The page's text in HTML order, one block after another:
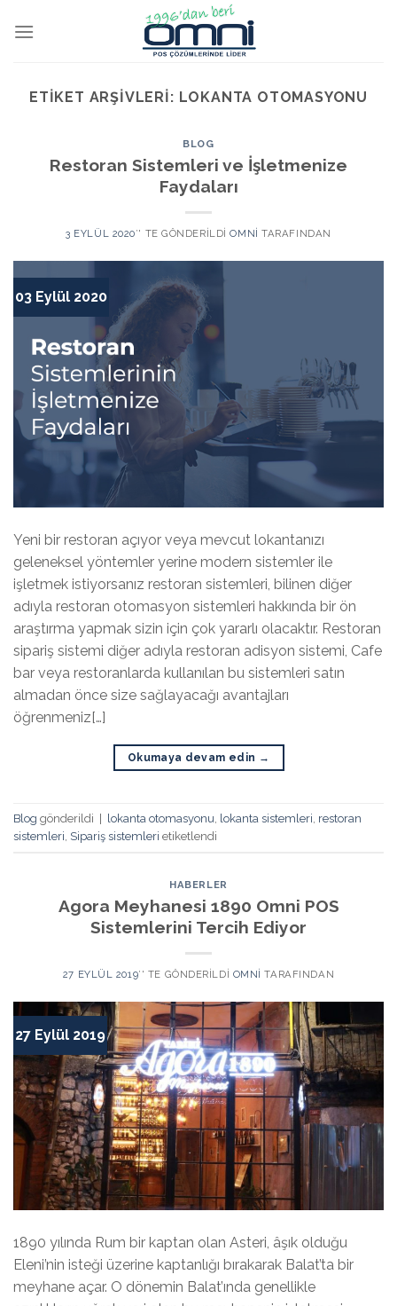
ETIKET ARŞIVLERI: LOKANTA OTOMASYONU
BLOG
Restoran Sistemleri ve İşletmenize
Faydaları
3 EYLÜL 2020’' TE GÖNDERILDI OMNI TARAFINDAN
03 Eylül 2020
Yeni bir restoran açıyor veya mevcut lokantanızı
geleneksel yöntemler yerine modern sistemler ile
işletmek istiyorsanız restoran sistemleri, bilinen diğer
adıyla restoran otomasyon sistemleri hakkında bir ön
araştırma yapmak sizin için çok yararlı olacaktır. Restoran
sipariş sistemi diğer adıyla restoran adisyon sistemi, Cafe
bar veya restoranlarda kullanılan bu sistemleri satın
almadan önce size sağlayacağı avantajları
öğrenmeniz[…]
Okumaya devam edin →
Blog gönderildi | lokanta otomasyonu lokanta sistemleri restoran
sistemleri Sipariş sistemleri etiketlendi
HABERLER
Agora Meyhanesi 1890 Omni POS
Sistemlerini Tercih Ediyor
27 EYLÜL 2019’' TE GÖNDERILDI OMNI TARAFINDAN
27 Eylül 2019
1890 yılında Rum bir kaptan olan Asteri, âşık olduğu
Eleni’nin isteği üzerine kaptanlığı bırakarak Balat’ta bir
meyhane açar. O dönemin Balat’ında genellikle